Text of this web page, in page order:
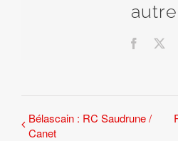
Bélascain : RC Saudrune /
Canet